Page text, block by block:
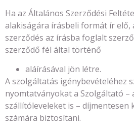
Ha az Általános Szerződési
alakiságára írásbeli formát ír elő,
szerződés az írásba foglalt
szerződő fél által történő
aláírásával jön létre.
A szolgáltatás igénybevételéhez
nyomtatványokat a Szolgáltató –
szállítóleveleket is – díjmentesen
számára biztosítani.